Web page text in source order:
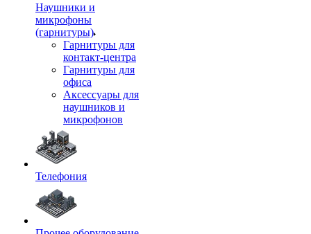
Наушники и
микрофоны
(гарнитуры)
Гарнитуры для
контакт-центра
Гарнитуры для
офиса
Аксессуары для
наушников и
микрофонов
Телефония